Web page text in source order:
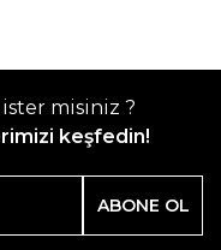
misiniz ?
keşfedin!
ABONE OL